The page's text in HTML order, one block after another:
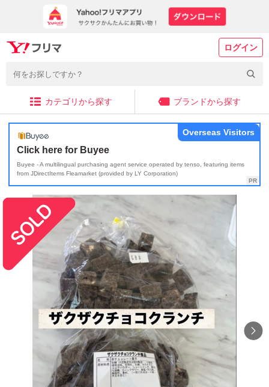
ログイン
カテゴリから探す ブランドから探す
Click here for Buyee
Buyee - A multilingual purchasing agent service operated by tenso, featuring items
from JDirectItems Fleamarket (provided by LY Corporation)
Overseas Visitors